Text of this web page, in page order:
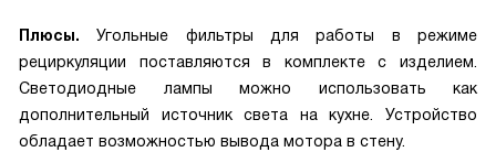
Плюсы. Угольные фильтры для работы в режиме
рециркуляции поставляются в комплекте с изделием.
Светодиодные лампы можно использовать как
дополнительный источник света на кухне. Устройство
обладает возможностью вывода мотора в стену.